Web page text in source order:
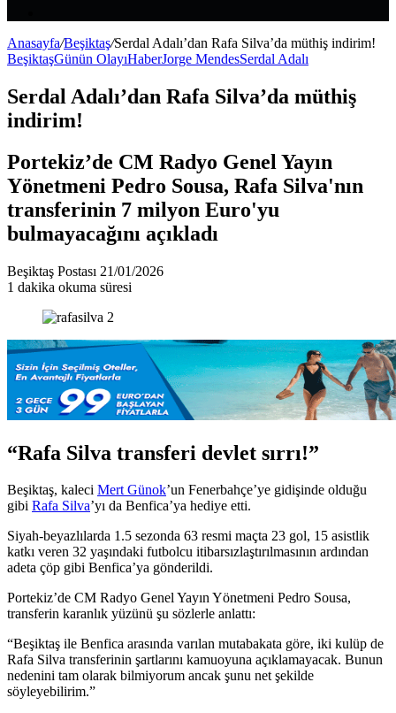
Anasayfa/Beşiktaş/Serdal Adalı’dan Rafa Silva’da müthiş indirim!
BeşiktaşGünün OlayıHaberJorge MendesSerdal Adalı
Serdal Adalı’dan Rafa Silva’da müthiş
indirim!
Portekiz’de CM Radyo Genel Yayın
Yönetmeni Pedro Sousa, Rafa Silva'nın
transferinin 7 milyon Euro'yu
bulmayacağını açıkladı
Beşiktaş Postası Bir
e-
göndermek
21/01/2026
1 dakika okuma süresi
“Rafa Silva transferi devlet sırrı!”
Beşiktaş, kaleci Mert Günok’un Fenerbahçe’ye gidişinde olduğu
gibi Rafa Silva’yı da Benfica’ya hediye etti.
Siyah-beyazlılarda 1.5 sezonda 63 resmi maçta 23 gol, 15 asistlik
katkı veren 32 yaşındaki futbolcu itibarsızlaştırılmasının ardından
adeta çöp gibi Benfica’ya gönderildi.
Portekiz’de CM Radyo Genel Yayın Yönetmeni Pedro Sousa,
transferin karanlık yüzünü şu sözlerle anlattı:
“Beşiktaş ile Benfica arasında varılan mutabakata göre, iki kulüp de
Rafa Silva transferinin şartlarını kamuoyuna açıklamayacak. Bunun
nedenini tam olarak bilmiyorum ancak şunu net şekilde
söyleyebilirim.”